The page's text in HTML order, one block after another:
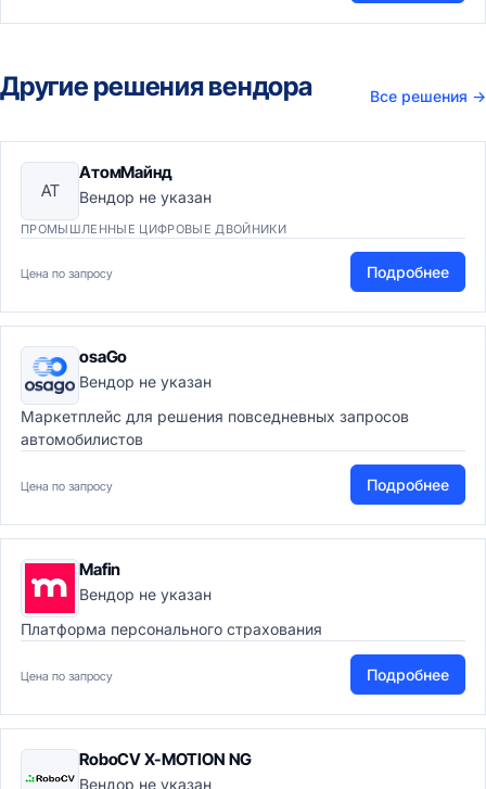
Другие решения вендора Все решения →
АТ
АтомМайнд
Вендор не указан
ПРОМЫШЛЕННЫЕ ЦИФРОВЫЕ ДВОЙНИКИ
Цена по запросу Подробнее
osaGo
Вендор не указан
Маркетплейс для решения повседневных запросов
автомобилистов
Цена по запросу Подробнее
Mafin
Вендор не указан
Платформа персонального страхования
Цена по запросу Подробнее
RoboCV X-MOTION NG
Вендор не указан